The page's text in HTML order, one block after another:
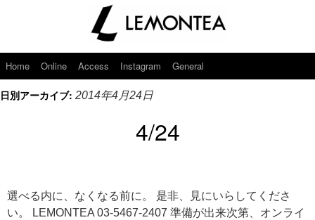
Home Online Access Instagram General
日別アーカイブ: 2014年4月24日
4/24
選べる内に、なくなる前に。 是非、見にいらしてくださ
い。 LEMONTEA 03-5467-2407 準備が出来次第、オンライ